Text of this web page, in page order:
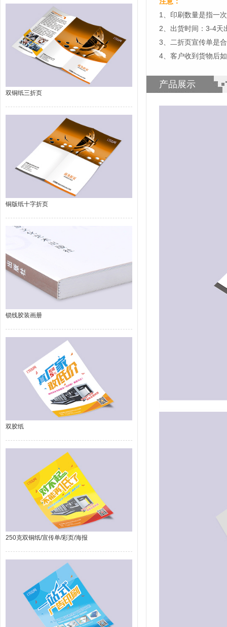
双铜纸三折页
铜版纸十字折页
锁线胶装画册
双胶纸
250克双铜纸/宣传单/彩页/海报
1、印刷数量是指一
2、出货时间：3-4天
3、二折页宣传单是
4、客户收到货物后
产品展示